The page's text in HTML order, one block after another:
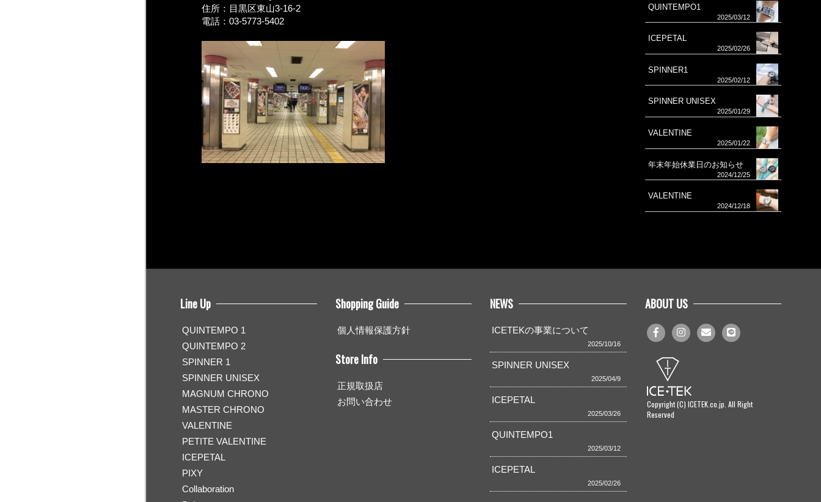
住所：目黒区東山3-16-2
電話：03-5773-5402
QUINTEMPO1
2025/03/12
ICEPETAL
2025/02/26
SPINNER1
2025/02/12
SPINNER UNISEX
2025/01/29
VALENTINE
2025/01/22
年末年始休業日のお知らせ
2024/12/25
VALENTINE
2024/12/18
Line Up
QUINTEMPO 1
QUINTEMPO 2
SPINNER 1
SPINNER UNISEX
MAGNUM CHRONO
MASTER CHRONO
VALENTINE
PETITE VALENTINE
ICEPETAL
PIXY
Collaboration
Shopping Guide
個人情報保護方針
Store Info
正規取扱店
お問い合わせ
NEWS
ICETEKの事業について
2025/10/16
SPINNER UNISEX
2025/04/9
ICEPETAL
2025/03/26
QUINTEMPO1
2025/03/12
ICEPETAL
2025/02/26
ABOUT US
Copyright (C) ICETEK.co.jp. All Right
Reserved